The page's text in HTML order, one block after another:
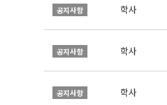
공지사항 학사
공지사항 학사
공지사항 학사